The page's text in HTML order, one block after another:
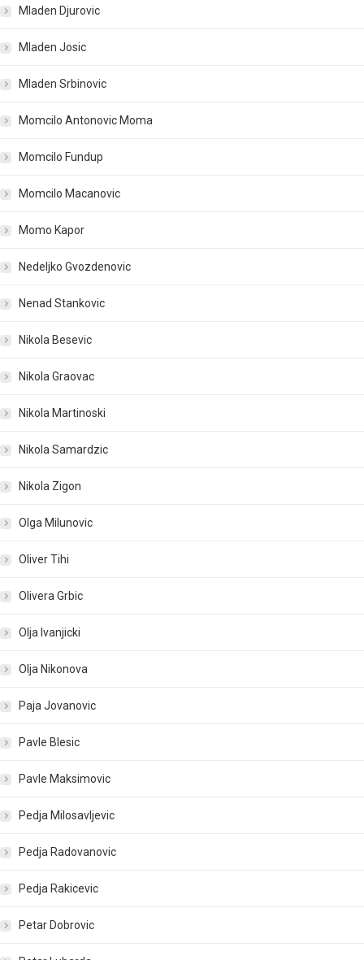
Mladen Djurovic
Mladen Josic
Mladen Srbinovic
Momcilo Antonovic Moma
Momcilo Fundup
Momcilo Macanovic
Momo Kapor
Nedeljko Gvozdenovic
Nenad Stankovic
Nikola Besevic
Nikola Graovac
Nikola Martinoski
Nikola Samardzic
Nikola Zigon
Olga Milunovic
Oliver Tihi
Olivera Grbic
Olja Ivanjicki
Olja Nikonova
Paja Jovanovic
Pavle Blesic
Pavle Maksimovic
Pedja Milosavljevic
Pedja Radovanovic
Pedja Rakicevic
Petar Dobrovic